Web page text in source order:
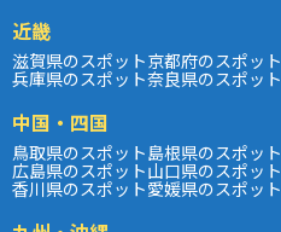
近畿
滋賀県のスポット京都府のスポット
兵庫県のスポット奈良県のスポット
中国・四国
鳥取県のスポット島根県のスポット
広島県のスポット山口県のスポット
香川県のスポット愛媛県のスポット